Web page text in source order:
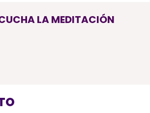
LA MEDITACIÓN